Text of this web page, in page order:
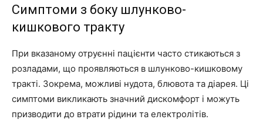
Симптоми з боку шлунково-
кишкового тракту
При вказаному отруєнні пацієнти часто стикаються з
розладами, що проявляються в шлунково-кишковому
тракті. Зокрема, можливі нудота, блювота та діарея. Ці
симптоми викликають значний дискомфорт і можуть
призводити до втрати рідини та електролітів.